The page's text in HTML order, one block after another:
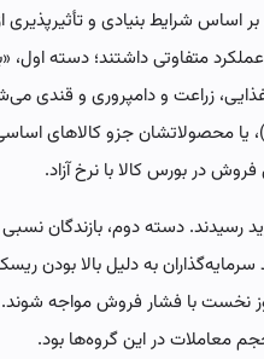
اساس شرایط بنیادی و تأثیرپذیری
متفاوتی داشتند؛ دسته اول،
زراعت و دامپروری و قندی
یا محصولاتشان جزو کالاهای
در بورس کالا با نرخ آزاد.
رسیدند. دسته دوم، بازندگان
به دلیل بالا بودن
نخست با فشار فروش مواجه شوند.
معاملات در این گروه‌ها بود.